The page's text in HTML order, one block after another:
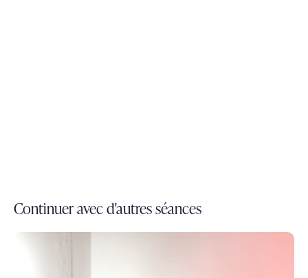
Continuer avec d'autres séances